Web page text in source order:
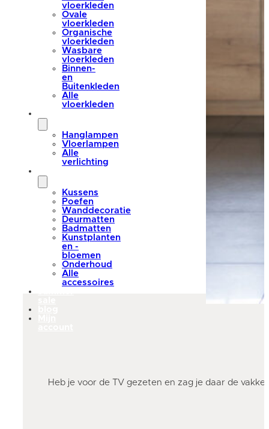
vloerkleden
Ovale
vloerkleden
Organische
vloerkleden
Wasbare
vloerkleden
Binnen-
en
Buitenkleden
Alle
vloerkleden
Hanglampen
Vloerlampen
Alle
verlichting
Kussens
Poefen
Wanddecoratie
Deurmatten
Badmatten
Kunstplanten
en -
bloemen
Onderhoud
Alle
accessoires
Heb je voor de TV gezeten en zag je daar de